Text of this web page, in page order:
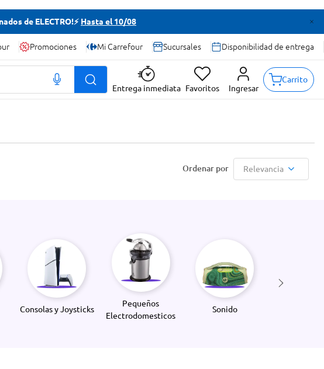
de ELECTRO!⚡ Hasta el 10/08
Promociones Mi Carrefour Sucursales Disponibilidad de entrega
Entrega inmediata Favoritos Ingresar
Carrito
Relevancia
Consolas y Joysticks
Pequeños
Electrodomesticos
Sonido